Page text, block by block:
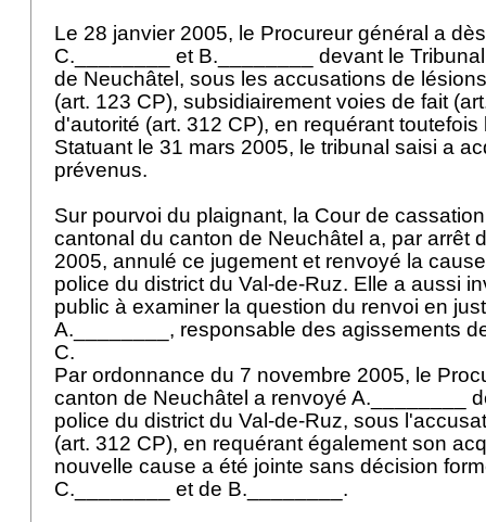
Le 28 janvier 2005, le Procureur général a
C.________ et B.________ devant le
de Neuchâtel, sous les accusations de
(art. 123 CP), subsidiairement voies de fait (
d'autorité (art. 312 CP), en requérant
Statuant le 31 mars 2005, le tribunal saisi a
prévenus.
Sur pourvoi du plaignant, la Cour de
cantonal du canton de Neuchâtel a, par arrêt
2005, annulé ce jugement et renvoyé la
police du district du Val-de-Ruz. Elle a aussi
public à examiner la question du renvoi en
A.________, responsable des agissements
C.
Par ordonnance du 7 novembre 2005, le
canton de Neuchâtel a renvoyé A.________
police du district du Val-de-Ruz, sous
(art. 312 CP), en requérant également son
nouvelle cause a été jointe sans décision
C.________ et de B.________.